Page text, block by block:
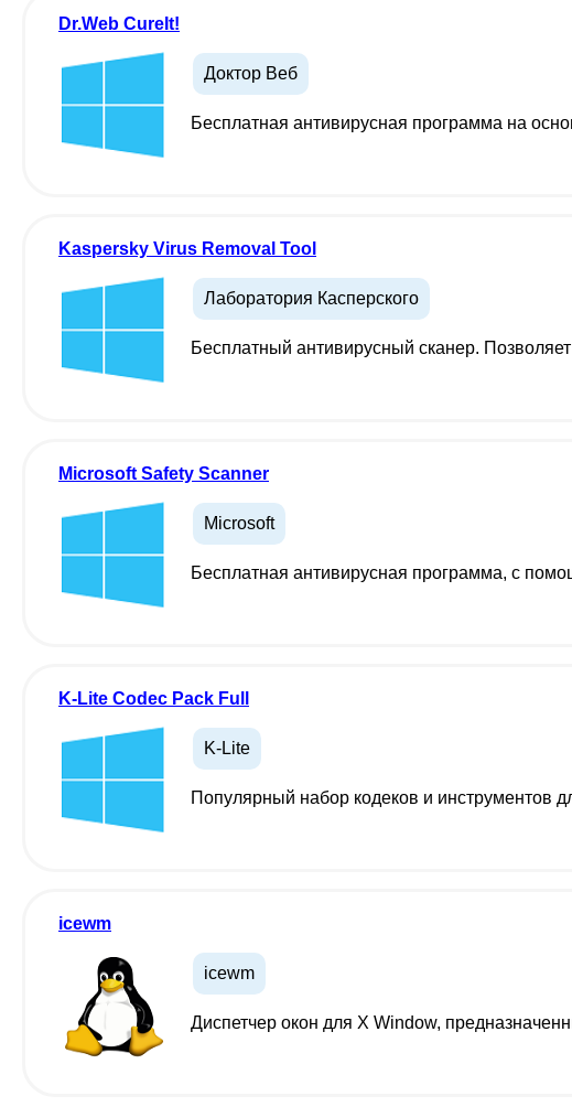
Dr.Web CureIt!
Доктор Веб
Бесплатная антивирусная программа на
Kaspersky Virus Removal Tool
Лаборатория Касперского
Бесплатный антивирусный сканер.
Microsoft Safety Scanner
Microsoft
Бесплатная антивирусная программа, с
K-Lite Codec Pack Full
K-Lite
Популярный набор кодеков и инструментов
icewm
icewm
Диспетчер окон для X Window,